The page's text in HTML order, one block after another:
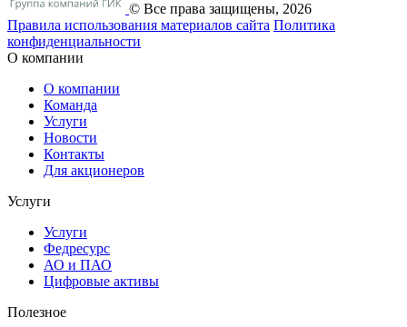
© Все права защищены, 2026
Правила использования материалов сайта Политика
конфиденциальности
О компании
О компании
Команда
Услуги
Новости
Контакты
Для акционеров
Услуги
Услуги
Федресурс
АО и ПАО
Цифровые активы
Полезное